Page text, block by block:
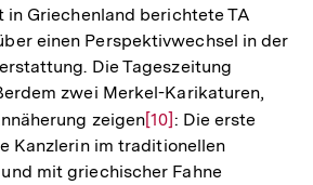
in Griechenland berichtete TA
einen Perspektivwechsel in der
Die Tageszeitung
zwei Merkel-Karikaturen,
zeigenZur
Auflösung
der
[10]: Die erste
Kanzlerin im traditionellen
mit griechischer Fahne